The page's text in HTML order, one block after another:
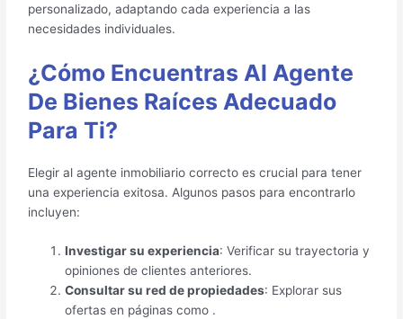
personalizado, adaptando cada experiencia a las
necesidades individuales.
¿Cómo Encuentras Al Agente
De Bienes Raíces Adecuado
Para Ti?
Elegir al agente inmobiliario correcto es crucial para tener
una experiencia exitosa. Algunos pasos para encontrarlo
incluyen:
Investigar su experiencia: Verificar su trayectoria y
opiniones de clientes anteriores.
Consultar su red de propiedades: Explorar sus
ofertas en páginas como .